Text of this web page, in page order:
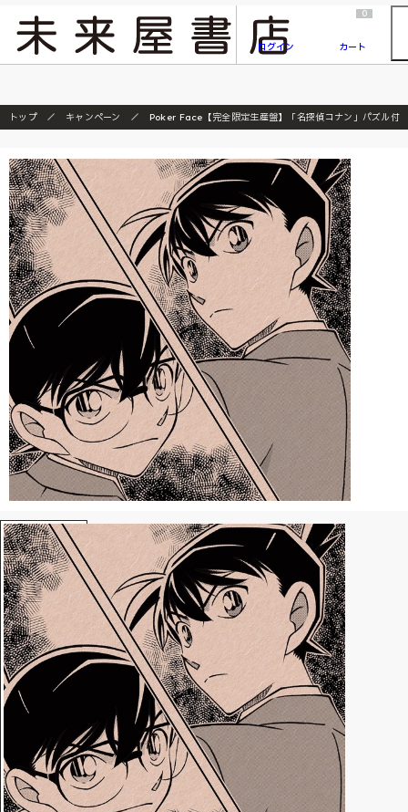
『ONE PIECE magazine 021 ONE PIECEカード付き同梱版』発売延期のご案内
ログイン
0
カート
トップ キャンペーン Poker Face【完全限定生産盤】「名探偵コナン」パズル付